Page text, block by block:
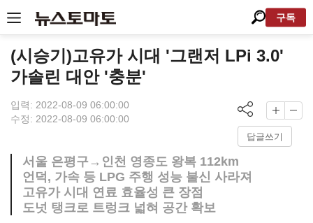
구독
(시승기)고유가 시대 '그랜저 LPi 3.0'
가솔린 대안 '충분'
입력: 2022-08-09 06:00:00
수정: 2022-08-09 06:00:00
답글쓰기
서울 은평구→인천 영종도 왕복 112km
언덕, 가속 등 LPG 주행 성능 불신 사라져
고유가 시대 연료 효율성 큰 장점
도넛 탱크로 트렁크 넓혀 공간 확보